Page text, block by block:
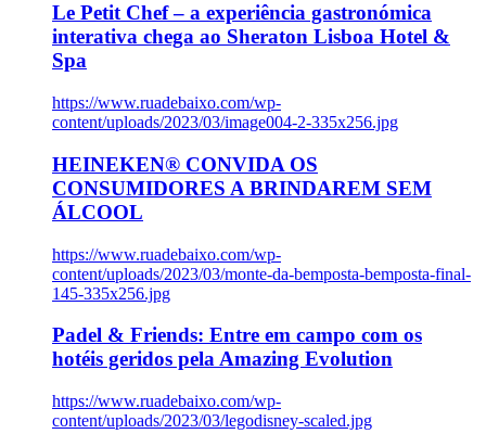
Le Petit Chef – a experiência gastronómica
interativa chega ao Sheraton Lisboa Hotel &
Spa
https://www.ruadebaixo.com/wp-
content/uploads/2023/03/image004-2-335x256.jpg
HEINEKEN® CONVIDA OS
CONSUMIDORES A BRINDAREM SEM
ÁLCOOL
https://www.ruadebaixo.com/wp-
content/uploads/2023/03/monte-da-bemposta-bemposta-final-
145-335x256.jpg
Padel & Friends: Entre em campo com os
hotéis geridos pela Amazing Evolution
https://www.ruadebaixo.com/wp-
content/uploads/2023/03/legodisney-scaled.jpg